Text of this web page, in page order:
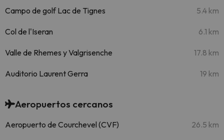
Campo de golf Lac de Tignes 5.4 km
Col de l'Iseran 6.1 km
Valle de Rhemes y Valgrisenche 17.8 km
Auditorio Laurent Gerra 19 km
Aeropuertos cercanos
Aeropuerto de Courchevel (CVF) 26.5 km